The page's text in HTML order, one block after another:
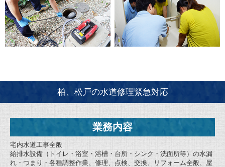
柏、松戸の水道修理緊急対応
業務内容
宅内水道工事全般
給排水設備（トイレ・浴室・浴槽・台所・シンク・洗面所等）の水漏
れ・つまり・各種調整作業、修理、点検、交換、リフォーム全般、屋